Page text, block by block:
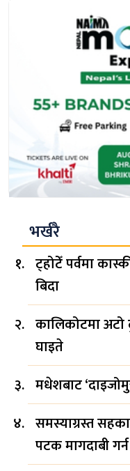
भर्खरै
ट्होटेँ पर्वमा
बिदा
कालिकोटमा अटो
घाइते
मधेशबाट
समस्याग्रस्त
पटक मागदाबी